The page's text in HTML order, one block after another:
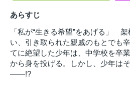
あらすじ
「私が“生きる希望”をあげる」
い、引き取られた親戚のもとでも
てに絶望した少年は、中学校を卒
から身を投げる。しかし、少年は
――!?